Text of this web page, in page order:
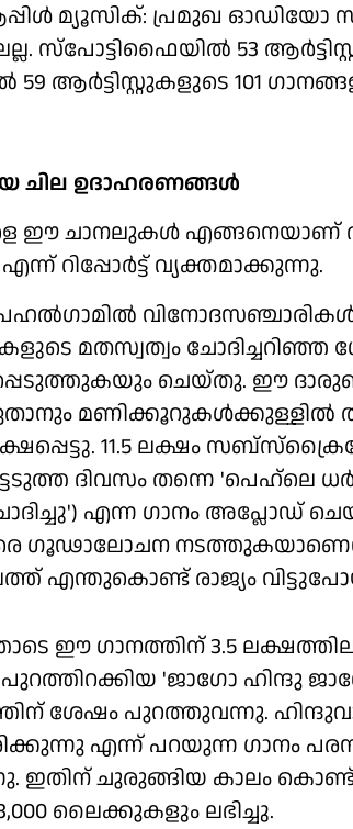
മ്യൂസിക്: പ്രമുഖ ഓഡിയോ
സ്‌പോട്ടിഫൈയില്‍ 53
59 ആര്‍ട്ടിസ്റ്റുകളുടെ 101
ചില ഉദാഹരണങ്ങള്‍
ഈ ചാനലുകള്‍ എങ്ങനെയാണ്
റിപ്പോര്‍ട്ട് വ്യക്തമാക്കുന്നു.
പഹല്‍ഗാമില്‍
മതസ്വത്വം ചോദിച്ചറിഞ്ഞ
ചെയ്തു. ഈ
മണിക്കൂറുകള്‍ക്കുള്ളില്‍
11.5 ലക്ഷം
ദിവസം തന്നെ 'പെഹ്ലെ
എന്ന ഗാനം അപ്ലോഡ്
ഗൂഢാലോചന
എന്തുകൊണ്ട് രാജ്യം
ഈ ഗാനത്തിന് 3.5
'ജാഗോ ഹിന്ദു
ശേഷം പുറത്തുവന്നു.
എന്ന് പറയുന്ന ഗാനം
ഇതിന് ചുരുങ്ങിയ കാലം കൊണ്ട്
ലൈക്കുകളും ലഭിച്ചു.